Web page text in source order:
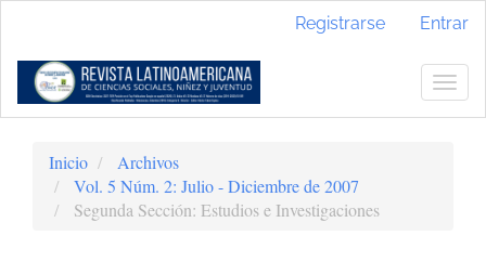
Contenido
principal
Barra
Registrarse Entrar
Inicio
Archivos
Vol. 5 Núm. 2: Julio - Diciembre de 2007
Segunda Sección: Estudios e Investigaciones